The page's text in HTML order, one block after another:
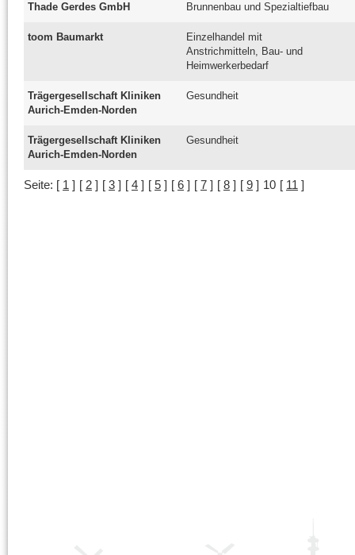
Thade Gerdes GmbH Brunnenbau und Spezialtiefbau
toom Baumarkt
Einzelhandel mit
Anstrichmitteln, Bau- und
Heimwerkerbedarf
Trägergesellschaft Kliniken
Aurich-Emden-Norden
Gesundheit
Trägergesellschaft Kliniken
Aurich-Emden-Norden
Gesundheit
Seite: [ 1 ] [ 2 ] [ 3 ] [ 4 ] [ 5 ] [ 6 ] [ 7 ] [ 8 ] [ 9 ] 10 [ 11 ]